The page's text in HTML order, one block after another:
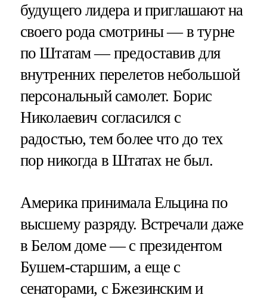
будущего лидера и приглашают на
своего рода смотрины — в турне
по Штатам — предоставив для
внутренних перелетов небольшой
персональный самолет. Борис
Николаевич согласился с
радостью, тем более что до тех
пор никогда в Штатах не был.
Америка принимала Ельцина по
высшему разряду. Встречали даже
в Белом доме — с президентом
Бушем-старшим, а еще с
сенаторами, с Бжезинским и